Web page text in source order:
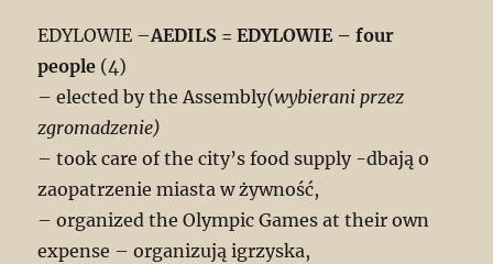
EDYLOWIE –AEDILS = EDYLOWIE – four
people (4)
– elected by the Assembly(wybierani przez
zgromadzenie)
– took care of the city’s food supply -dbają o
zaopatrzenie miasta w żywność,
– organized the Olympic Games at their own
expense – organizują igrzyska,